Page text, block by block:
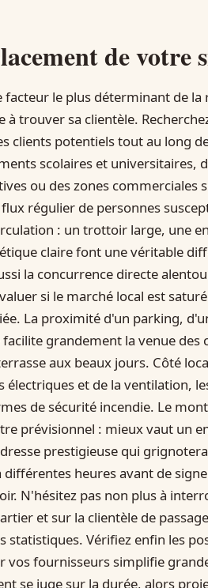
de votre
le plus déterminant de la
à trouver sa clientèle.
clients potentiels tout au long
scolaires et universitaires,
ou des zones commerciales
régulier de personnes
: un trottoir large, une
claire font une véritable
la concurrence directe
si le marché local est
La proximité d'un parking,
grandement la venue des
aux beaux jours. Côté
et de la ventilation,
de sécurité incendie. Le
prévisionnel : mieux vaut un
prestigieuse qui
heures avant de
N'hésitez pas non plus à
et sur la clientèle de
statistiques. Vérifiez enfin les
vos fournisseurs simplifie
se juge sur la durée, alors